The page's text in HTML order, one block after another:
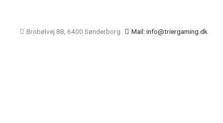
Brobølvej 8B, 6400 Sønderborg Mail: info@triergaming.dk